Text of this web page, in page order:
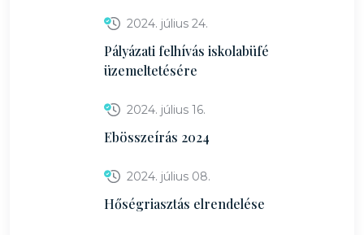
2024. július 24.
Pályázati felhívás iskolabüfé
üzemeltetésére
2024. július 16.
Ebösszeírás 2024
2024. július 08.
Hőségriasztás elrendelése